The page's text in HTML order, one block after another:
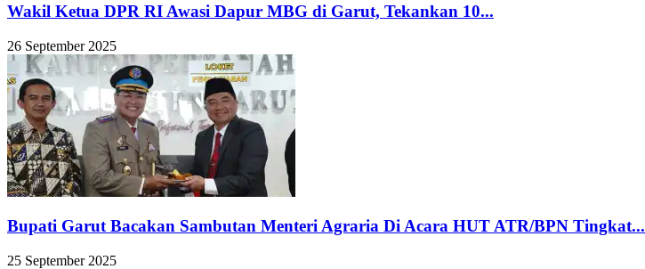
Wakil Ketua DPR RI Awasi Dapur MBG di Garut, Tekankan 10...
26 September 2025
Bupati Garut Bacakan Sambutan Menteri Agraria Di Acara HUT ATR/BPN Tingkat...
25 September 2025